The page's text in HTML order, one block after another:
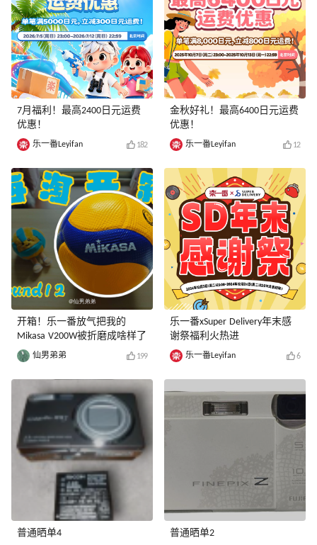
7月福利！最高2400日元运费
优惠！
乐一番Leyifan 182
开箱！乐一番放气把我的
Mikasa V200W被折磨成啥样了
仙男弟弟 199
普通晒单4
金秋好礼！最高6400日元运费
优惠！
乐一番Leyifan 12
乐一番xSuper Delivery年末感
谢祭福利火热进
乐一番Leyifan 6
普通晒单2